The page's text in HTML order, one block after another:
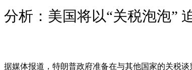
分析：美国将以“关税泡泡”
据媒体报道，特朗普政府准备在与其他国家的关税